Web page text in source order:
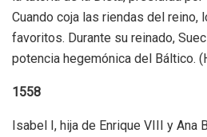
Cuando coja las riendas del reino,
favoritos. Durante su reinado,
potencia hegemónica del Báltico.
1558
Isabel I, hija de Enrique VIII y Ana